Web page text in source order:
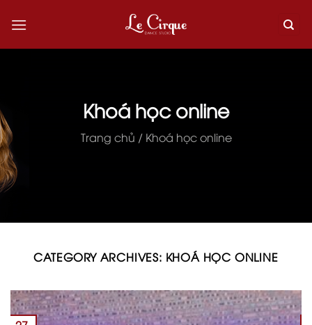
Khoá học online
Trang chủ / Khoá học online
CATEGORY ARCHIVES: KHOÁ HỌC ONLINE